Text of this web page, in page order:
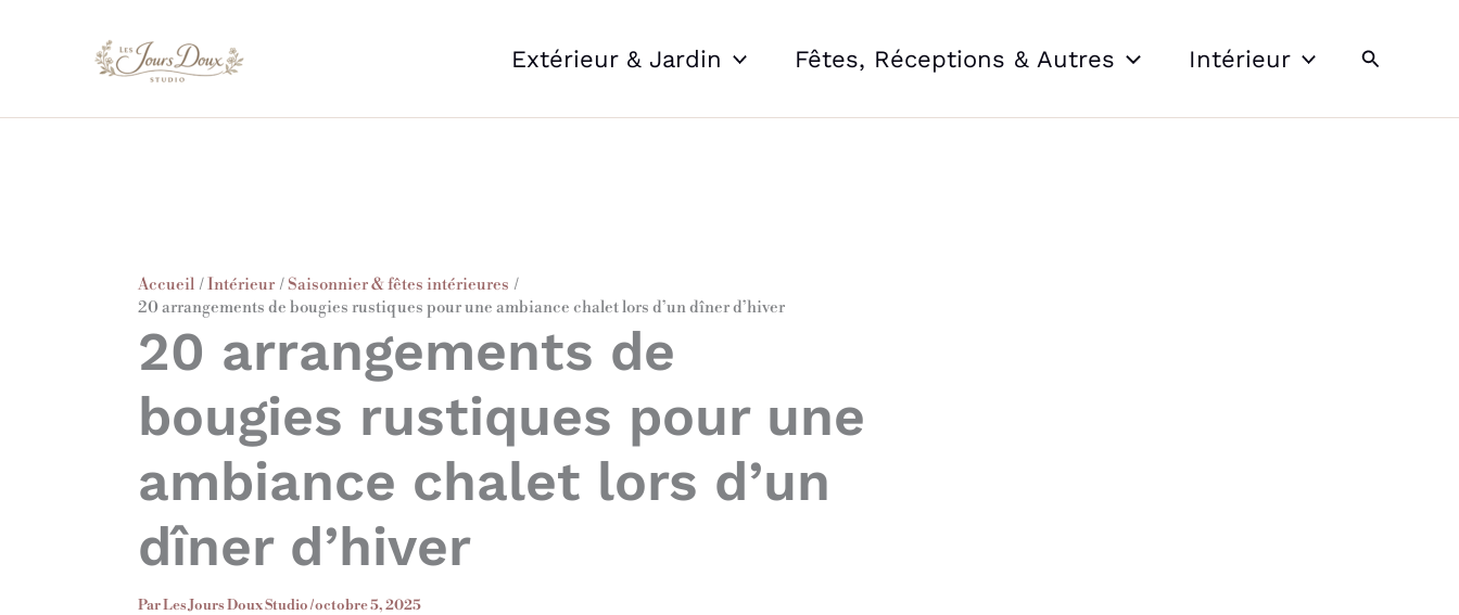
Extérieur & Jardin Fêtes, Réceptions & Autres Intérieur
Accueil Intérieur
Saisonnier & fêtes intérieures
20 arrangements de bougies rustiques pour une ambiance chalet lors d’un dîner d’hiver
20 arrangements de
bougies rustiques pour une
ambiance chalet lors d’un
dîner d’hiver
ParLes Jours Doux Studio/octobre 5, 2025